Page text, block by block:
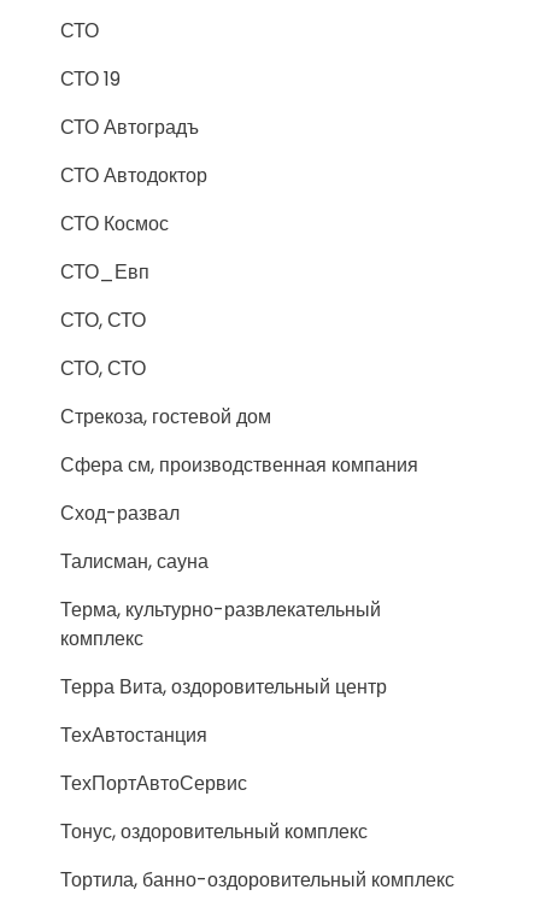
СТО
СТО 19
СТО Автоградъ
СТО Автодоктор
СТО Космос
СТО_Евп
СТО, СТО
СТО, СТО
Стрекоза, гостевой дом
Сфера см, производственная компания
Сход-развал
Талисман, сауна
Терма, культурно-развлекательный
комплекс
Терра Вита, оздоровительный центр
ТехАвтостанция
ТехПортАвтоСервис
Тонус, оздоровительный комплекс
Тортила, банно-оздоровительный комплекс